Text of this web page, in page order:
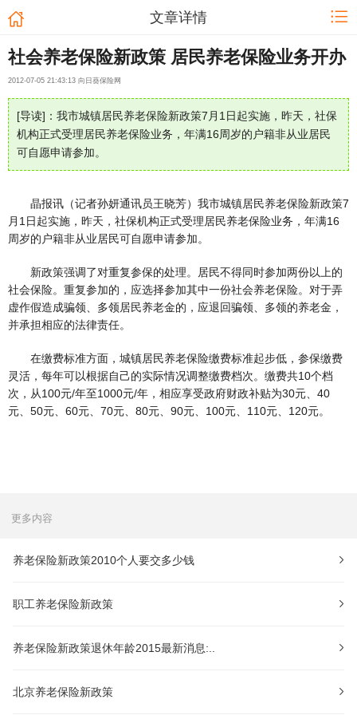
文章详情
社会养老保险新政策 居民养老保险业务开办
2012-07-05 21:43:13 向日葵保险网
[导读]：我市城镇居民养老保险新政策7月1日起实施，昨天，社保
机构正式受理居民养老保险业务，年满16周岁的户籍非从业居民
可自愿申请参加。
晶报讯（记者孙妍通讯员王晓芳）我市城镇居民养老保险新政策7
月1日起实施，昨天，社保机构正式受理居民养老保险业务，年满16
周岁的户籍非从业居民可自愿申请参加。
新政策强调了对重复参保的处理。居民不得同时参加两份以上的
社会保险。重复参加的，应选择参加其中一份社会养老保险。对于弄
虚作假造成骗领、多领居民养老金的，应退回骗领、多领的养老金，
并承担相应的法律责任。
在缴费标准方面，城镇居民养老保险缴费标准起步低，参保缴费
灵活，每年可以根据自己的实际情况调整缴费档次。缴费共10个档
次，从100元/年至1000元/年，相应享受政府财政补贴为30元、40
元、50元、60元、70元、80元、90元、100元、110元、120元。
更多内容
养老保险新政策2010个人要交多少钱
职工养老保险新政策
养老保险新政策退休年龄2015最新消息:..
北京养老保险新政策